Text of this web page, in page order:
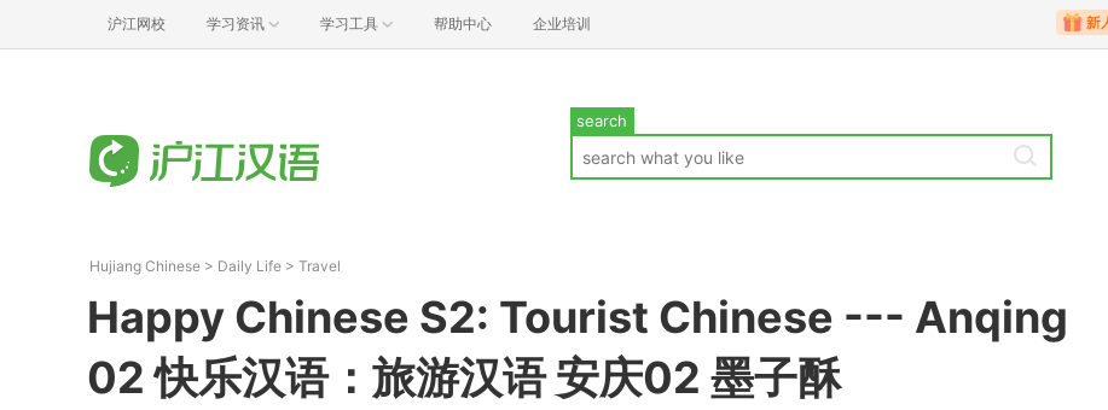
沪江网校 学习资讯 学习工具 帮助中心 企业培训
search
Hujiang Chinese > Daily Life > Travel
Happy Chinese S2: Tourist Chinese --- Anqing
02 快乐汉语：旅游汉语 安庆02 墨子酥